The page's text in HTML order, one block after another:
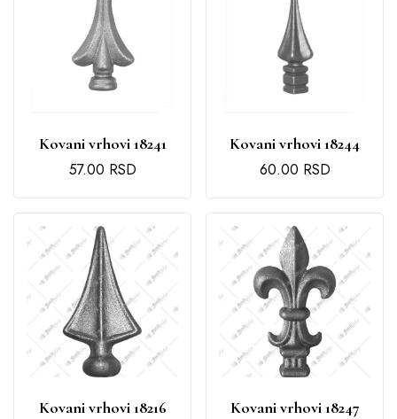
Kovani vrhovi 18241
57.00 RSD
Kovani vrhovi 18244
60.00 RSD
Kovani vrhovi 18216 Kovani vrhovi 18247